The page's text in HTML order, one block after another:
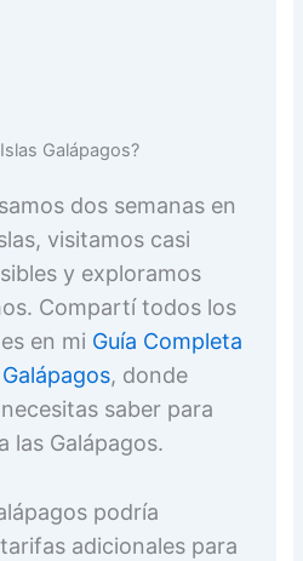
Galápagos?
dos semanas en
visitamos casi
y exploramos
Compartí todos los
en mi Guía Completa
, donde
saber para
las Galápagos.
podría
adicionales para